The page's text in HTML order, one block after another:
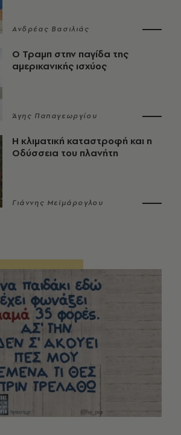
Ανδρέας Βασιλιάς
Ο Τραμπ στην παγίδα της
αμερικανικής ισχύος
Άγης Παπαγεωργίου
Η κλιματική καταστροφή και η
Οδύσσεια του πλανήτη
Γιάννης Μεϊμάρογλου